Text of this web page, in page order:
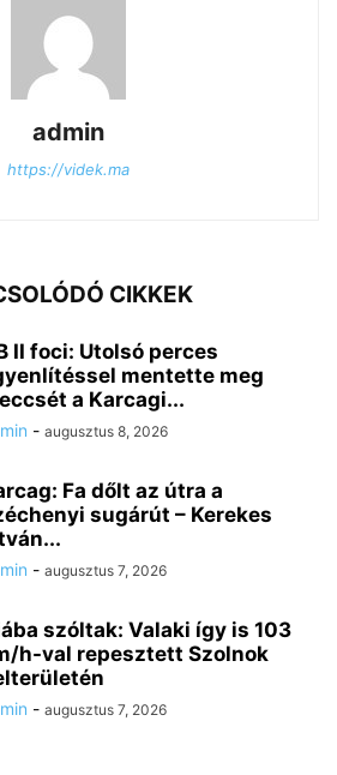
admin
https://videk.ma
CIKKEK
II foci: Utolsó perces
mentette meg
a Karcagi...
- augusztus 8, 2026
Fa dőlt az útra a
sugárút – Kerekes
- augusztus 7, 2026
szóltak: Valaki így is 103
h-val repesztett Szolnok
- augusztus 7, 2026